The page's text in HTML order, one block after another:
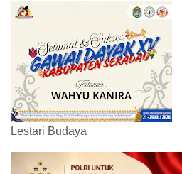
Lestari Budaya